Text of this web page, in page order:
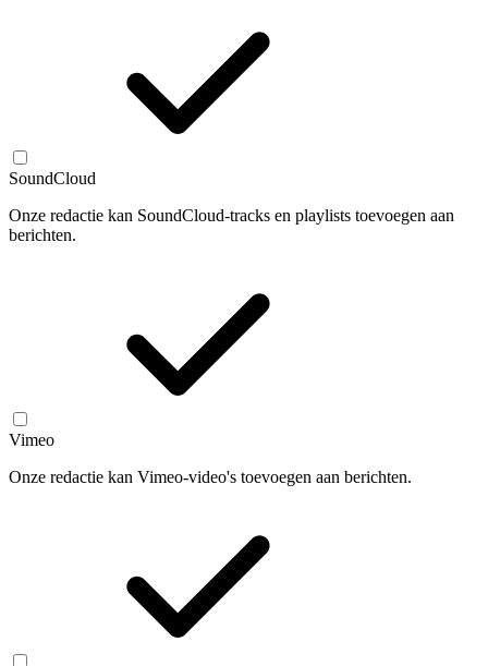
SoundCloud
Onze redactie kan SoundCloud-tracks en playlists toevoegen aan
berichten.
Vimeo
Onze redactie kan Vimeo-video's toevoegen aan berichten.